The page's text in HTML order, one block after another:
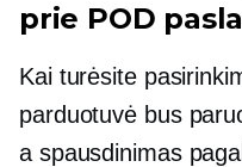
prie POD
Kai turėsite
parduotuvė bus
a spausdinimas